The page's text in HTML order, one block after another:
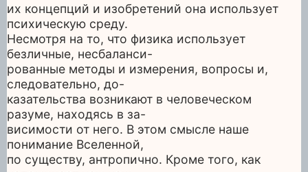
их концепций и изобретений она использует
психическую среду.
Несмотря на то, что физика использует
безличные, несбаланси-
рованные методы и измерения, вопросы и,
следовательно, до-
казательства возникают в человеческом
разуме, находясь в за-
висимости от него. В этом смысле наше
понимание Вселенной,
по существу, антропично. Кроме того, как